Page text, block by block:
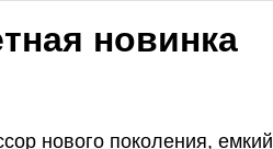
новинка
нового поколения, емкий